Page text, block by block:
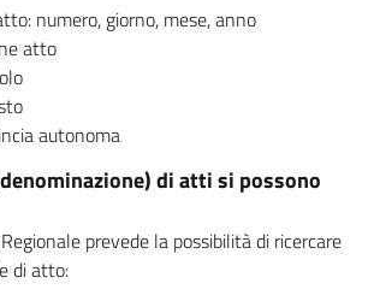
numero, giorno, mese, anno
atto
autonoma
di atti si possono
prevede la possibilità di ricercare
di atto: